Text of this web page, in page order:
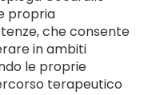
propria
che consente
in ambiti
le proprie
terapeutico